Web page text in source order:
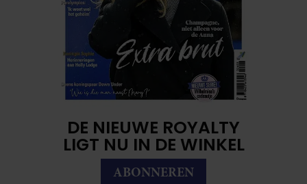
DE NIEUWE ROYALTY
LIGT NU IN DE WINKEL
ABONNEREN